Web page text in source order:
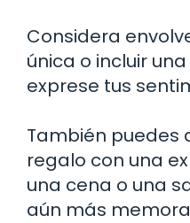
Considera
única o incluir
exprese tus
También puedes
regalo con una
una cena o una
aún más